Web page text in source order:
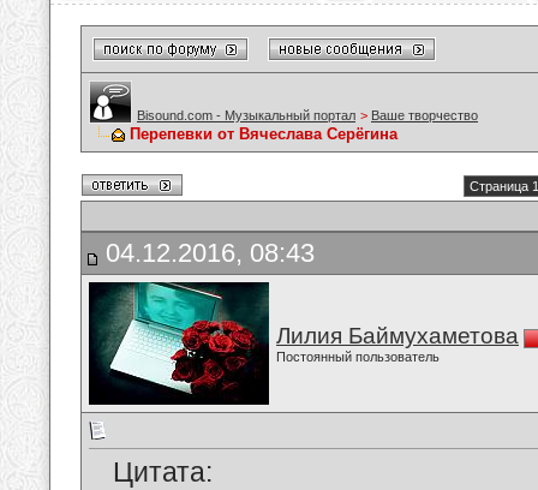
Bisound.com - Музыкальный портал > Ваше творчество
Перепевки от Вячеслава Серёгина
Страница
04.12.2016, 08:43
Лилия Баймухаметова
Постоянный пользователь
Цитата: